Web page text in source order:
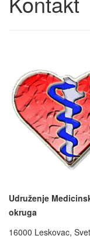
Udruženje
okruga
16000 Leskovac,